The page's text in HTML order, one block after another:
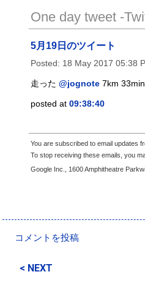
One day tweet -
5月19日のツイート
Posted: 18 May 2017 05:38
走った @jognote 7km
posted at 09:38:40
You are subscribed to email updates
To stop receiving these emails, you
Google Inc., 1600 Amphitheatre
メ
コメントを投稿
< NEXT